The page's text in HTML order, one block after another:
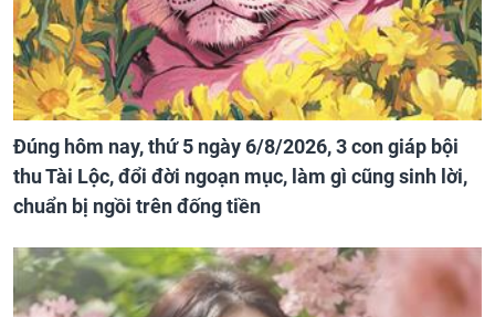
Đúng hôm nay, thứ 5 ngày 6/8/2026, 3 con giáp bội
thu Tài Lộc, đổi đời ngoạn mục, làm gì cũng sinh lời,
chuẩn bị ngồi trên đống tiền